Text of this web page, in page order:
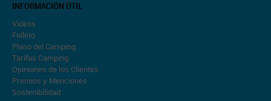
INFORMACIÓN ÚTIL
Videos
Folleto
Plano del Camping
Tarifas Camping
Opiniones de los Clientes
Premios y Menciones
Sostenibilidad